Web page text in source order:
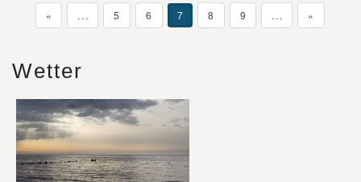
« ... 5 6 7 8 9 ... »
Wetter